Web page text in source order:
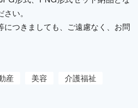
い。
につきましても、ご遠慮なく、お問
産 美容
介護福祉